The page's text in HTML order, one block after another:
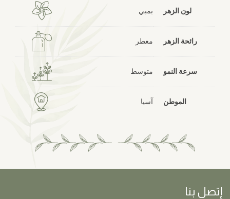
لون الزهر بمبي
رائحة الزهر معطر
سرعة النمو متوسط
الموطن آسيا
إتصل بنا